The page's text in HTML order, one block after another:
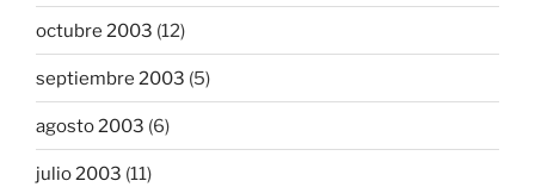
octubre 2003 (12)
septiembre 2003 (5)
agosto 2003 (6)
julio 2003 (11)